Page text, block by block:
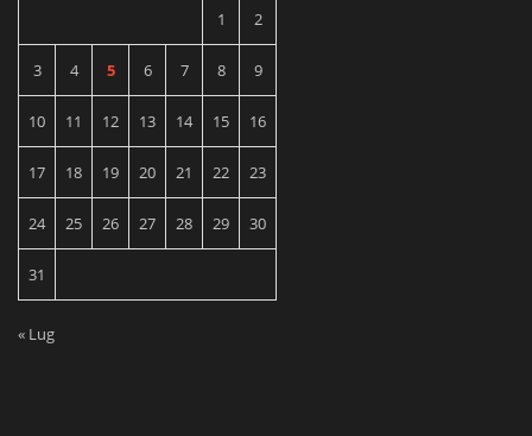
1 2
3 4 5 6 7 8 9
10 11 12 13 14 15 16
17 18 19 20 21 22 23
24 25 26 27 28 29 30
31
« Lug